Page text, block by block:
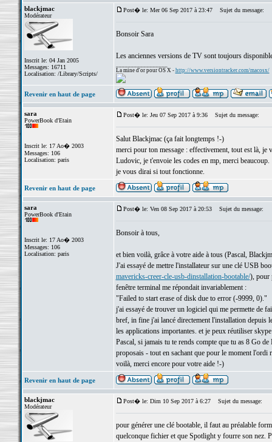
blackjmac
Modérateur
Inscrit le: 04 Jan 2005
Messages: 16711
Localisation: /Library/Scripts/
Post� le: Mer 06 Sep 2017 à 23:47 Sujet du message:
Bonsoir Sara
Les anciennes versions de TV sont toujours
La mine d'or pour OS X - http://www.versiontracker.com/macosx/
Revenir en haut de page
sara
PowerBook d'Etain
Inscrit le: 17 Ao� 2003
Messages: 106
Localisation: paris
Post� le: Jeu 07 Sep 2017 à 9:36 Sujet du message:
Salut Blackjmac (ça fait longtemps !-)
merci pour ton message : effectivement, tout est là, je
Ludovic, je t'envoie les codes en mp, merci beaucoup.
je vous dirai si tout fonctionne.
Revenir en haut de page
sara
PowerBook d'Etain
Inscrit le: 17 Ao� 2003
Messages: 106
Localisation: paris
Post� le: Ven 08 Sep 2017 à 20:53 Sujet du message:
Bonsoir à tous,
et bien voilà, grâce à votre aide à tous (Pascal,
J'ai essayé de mettre l'installateur sur une clé USB
mavericks-creer-cle-usb-dinstallation-bootable/), pour
fenêtre terminal me répondait invariablement :
"Failed to start erase of disk due to error (-9999, 0)."
j'ai essayé de trouver un logiciel qui me permette de
bref, in fine j'ai lancé directement l'installation depuis
les applications importantes. et je peux réutiliser
Pascal, si jamais tu te rends compte que tu as 8 Go
proposais - tout en sachant que pour le moment
voilà, merci encore pour votre aide !-)
Revenir en haut de page
blackjmac
Modérateur
Post� le: Dim 10 Sep 2017 à 6:27 Sujet du message:
pour générer une clé bootable, il faut au préalable
quelconque fichier et que Spotlight y fourre son nez.